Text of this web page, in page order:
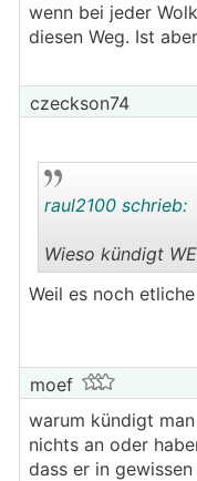
wenn bei jeder
diesen Weg. Ist
czeckson74
raul2100 schrieb:
Wieso kündigt
Weil es noch
moef
warum kündigt
nichts an oder
dass er in